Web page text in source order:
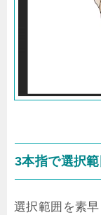
3本指で選択
選択範囲を素早